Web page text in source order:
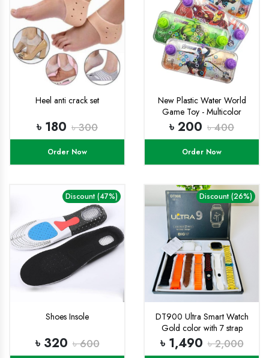
Heel anti crack set
৳ 180 ৳ 300
Order Now
New Plastic Water World
Game Toy - Multicolor
৳ 200 ৳ 400
Order Now
Discount (47%)
Shoes Insole
৳ 320 ৳ 600
Discount (26%)
DT900 Ultra Smart Watch
Gold color with 7 strap
৳ 1,490 ৳ 2,000